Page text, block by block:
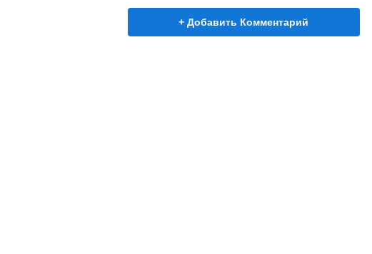
+ Добавить Комментарий